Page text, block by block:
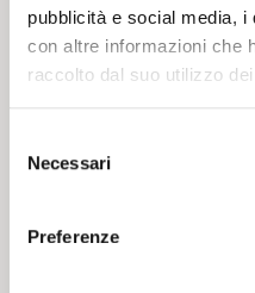
pubblicità e social media, i
con altre informazioni che
raccolto dal suo utilizzo
delNecessari
Preferenze